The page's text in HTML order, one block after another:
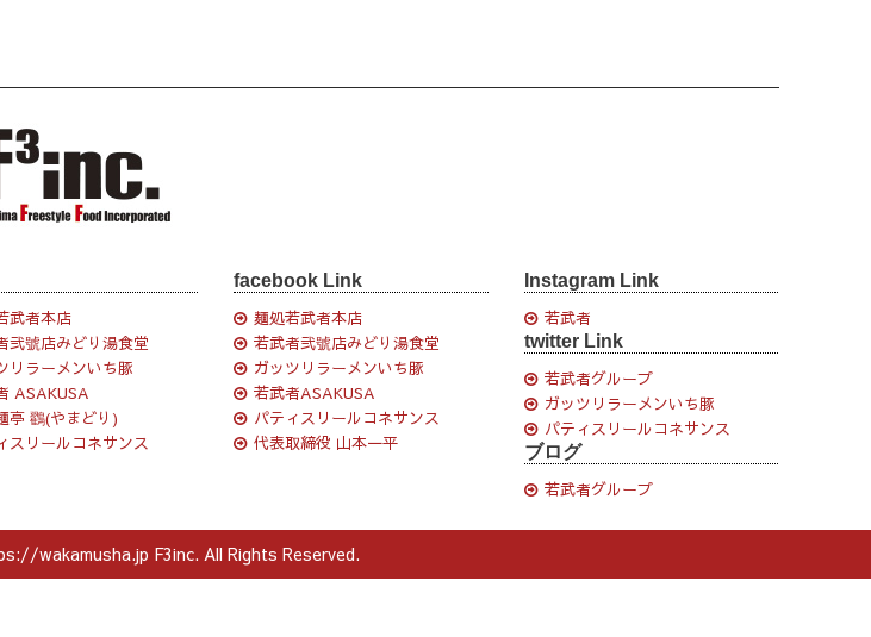
武者本店
弐號店みどり湯食堂
リラーメンいち豚
ASAKUSA
亭 鸐(やまどり)
スリールコネサンス
facebook Link
麺処若武者本店
若武者弐號店みどり湯食堂
ガッツリラーメンいち豚
若武者ASAKUSA
パティスリールコネサンス
代表取締役 山本一平
Instagram Link
若武者
twitter Link
若武者グループ
ガッツリラーメンいち豚
パティスリールコネサンス
ブログ
若武者グループ
wakamusha.jp F3inc. All Rights Reserved.